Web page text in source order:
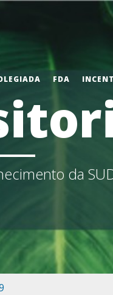
da
FDA